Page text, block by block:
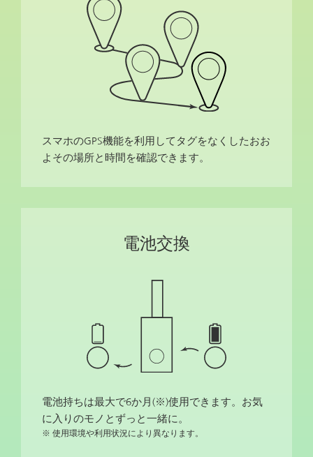
スマホのGPS機能を利用してタグをなくしたおお
よその場所と時間を確認できます。
電池交換
電池持ちは最大で6か月(※)使用できます。お気
に入りのモノとずっと一緒に。
※ 使用環境や利用状況により異なります。